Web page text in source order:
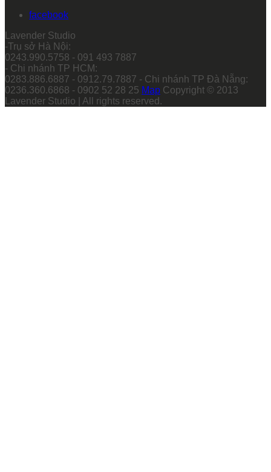
facebook
Lavender Studio
-Trụ sở Hà Nội:
0243.990.5758 - 091 493 7887
- Chi nhánh TP HCM:
0283.886.6887 - 0912.79.7887 - Chi nhánh TP Đà Nẵng:
0236.360.6868 - 0902 52 28 25 Map Copyright © 2013
Lavender Studio | All rights reserved.